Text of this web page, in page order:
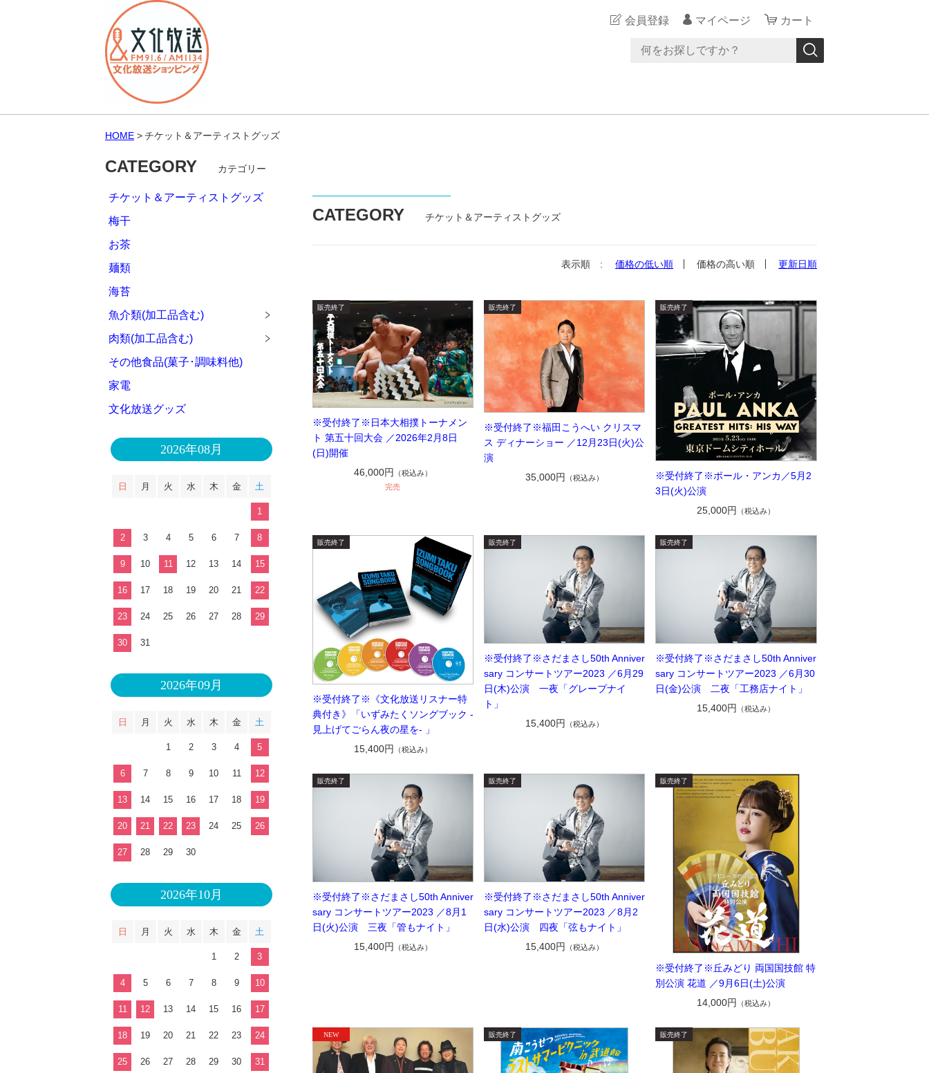
会員登録 マイページ カート
HOME チケット＆アーティストグッズ
CATEGORY チケット＆アーティストグッズ
表示順 : 価格の低い順 価格の高い順 更新日順
※受付終了※日本大相撲トーナメン
ト 第五十回大会 ／2026年2月8日
(日)開催
46,000円
（税込み）
完売
※受付終了※福田こうへい クリスマ
ス ディナーショー ／12月23日(火)公
演
35,000円
（税込み）
※受付終了※ポール・アンカ／5月2
3日(火)公演
25,000円
（税込み）
※受付終了※《文化放送リスナー特
典付き》「いずみたくソングブック -
見上げてごらん夜の星を- 」
15,400円
（税込み）
※受付終了※さだまさし50th Anniver
sary コンサートツアー2023 ／6月29
日(木)公演 一夜「グレープナイ
ト」
15,400円
（税込み）
※受付終了※さだまさし50th Anniver
sary コンサートツアー2023 ／6月30
日(金)公演 二夜「工務店ナイト」
15,400円
（税込み）
※受付終了※さだまさし50th Anniver
sary コンサートツアー2023 ／8月1
日(火)公演 三夜「管もナイト」
15,400円
（税込み）
※受付終了※さだまさし50th Anniver
sary コンサートツアー2023 ／8月2
日(水)公演 四夜「弦もナイト」
15,400円
（税込み）
※受付終了※丘みどり 両国国技館 特
別公演 花道 ／9月6日(土)公演
14,000円
（税込み）
CATEGORY カテゴリー
チケット＆アーティストグッズ
梅干
お茶
麺類
海苔
魚介類(加工品含む)
肉類(加工品含む)
その他食品(菓子･調味料他)
家電
文化放送グッズ
2026年08月
日 月 火 水 木 金 土
1
2 3 4 5 6 7 8
9 10 11 12 13 14 15
16 17 18 19 20 21 22
23 24 25 26 27 28 29
30 31
2026年09月
日 月 火 水 木 金 土
1 2 3 4 5
6 7 8 9 10 11 12
13 14 15 16 17 18 19
20 21 22 23 24 25 26
27 28 29 30
2026年10月
日 月 火 水 木 金 土
1 2 3
4 5 6 7 8 9 10
11 12 13 14 15 16 17
18 19 20 21 22 23 24
25 26 27 28 29 30 31